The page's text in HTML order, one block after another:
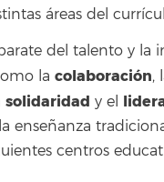
áreas del
del talento y
la colaboración,
solidaridad y el
enseñanza
centros